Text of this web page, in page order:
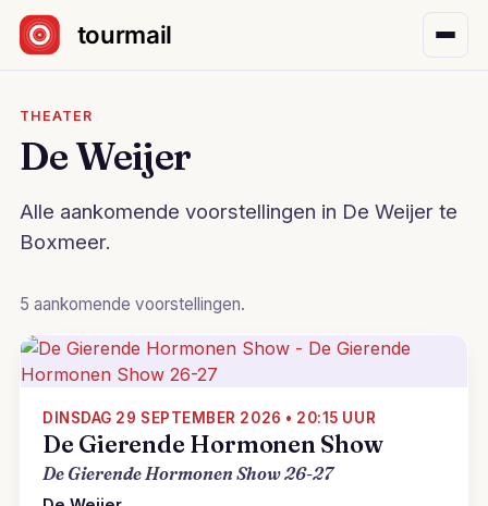
Sla navigatie over
THEATER
De Weijer
Alle aankomende voorstellingen in De Weijer te
Boxmeer.
5 aankomende voorstellingen.
DINSDAG 29 SEPTEMBER 2026 • 20:15 UUR
De Gierende Hormonen Show
De Gierende Hormonen Show 26-27